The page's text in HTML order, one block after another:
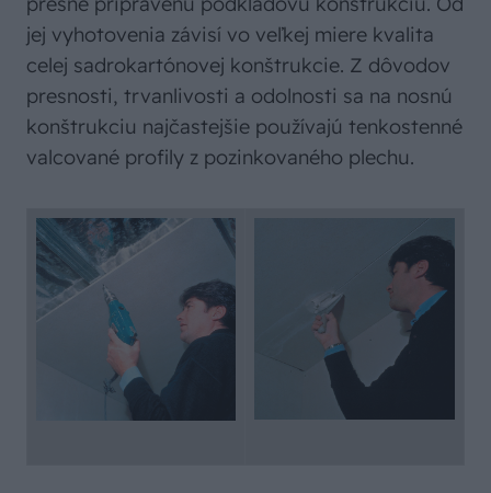
jej vyhotovenia závisí vo veľkej miere kvalita
celej sadrokartónovej konštrukcie. Z dôvodov
presnosti, trvanlivosti a odolnosti sa na nosnú
konštrukciu najčastejšie používajú tenkostenné
valcované profily z pozinkovaného plechu.